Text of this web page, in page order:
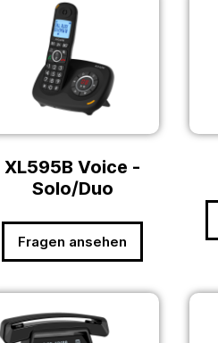
XL595B Voice -
Solo/Duo
Fragen ansehen